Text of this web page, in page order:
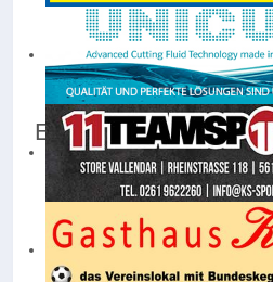
Nach
Jahr
Nach
Monat
Events für
Mittwoch, 25.